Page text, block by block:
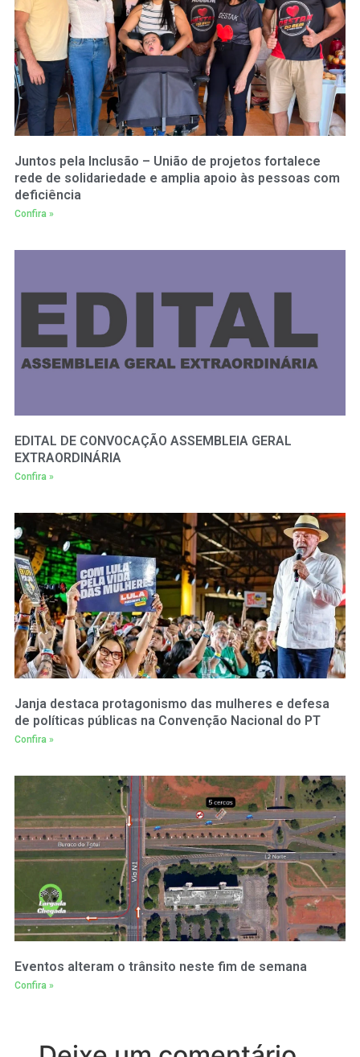
Juntos pela Inclusão – União de projetos fortalece
rede de solidariedade e amplia apoio às pessoas com
deficiência
Confira »
EDITAL DE CONVOCAÇÃO ASSEMBLEIA GERAL
EXTRAORDINÁRIA
Confira »
Janja destaca protagonismo das mulheres e defesa
de políticas públicas na Convenção Nacional do PT
Confira »
Eventos alteram o trânsito neste fim de semana
Confira »